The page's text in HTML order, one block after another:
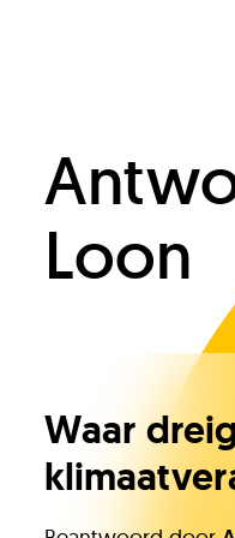
Loon
Waar